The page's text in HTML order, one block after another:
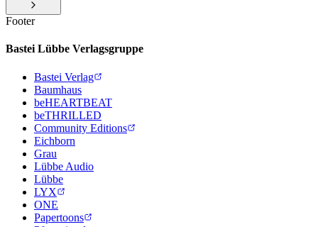
Footer
Bastei Lübbe Verlagsgruppe
Bastei Verlag
Baumhaus
beHEARTBEAT
beTHRILLED
Community Editions
Eichborn
Grau
Lübbe Audio
Lübbe
LYX
ONE
Papertoons